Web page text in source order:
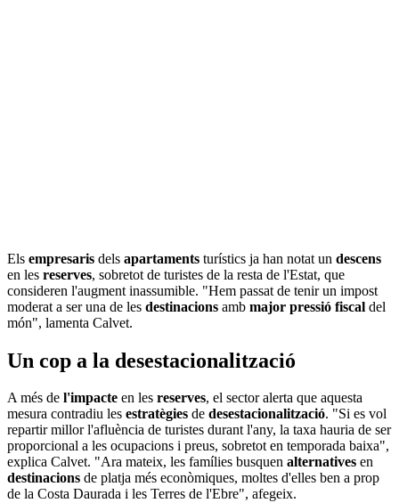
Els empresaris dels apartaments turístics ja han notat un descens
en les reserves, sobretot de turistes de la resta de l'Estat, que
consideren l'augment inassumible. "Hem passat de tenir un impost
moderat a ser una de les destinacions amb major pressió fiscal del
món", lamenta Calvet.
Un cop a la desestacionalització
A més de l'impacte en les reserves, el sector alerta que aquesta
mesura contradiu les estratègies de desestacionalització. "Si es vol
repartir millor l'afluència de turistes durant l'any, la taxa hauria de ser
proporcional a les ocupacions i preus, sobretot en temporada baixa",
explica Calvet. "Ara mateix, les famílies busquen alternatives en
destinacions de platja més econòmiques, moltes d'elles ben a prop
de la Costa Daurada i les Terres de l'Ebre", afegeix.